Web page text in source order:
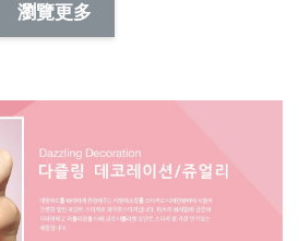
NT$ 19.00
NT$ 66.00
加入購物車
瀏覽更多